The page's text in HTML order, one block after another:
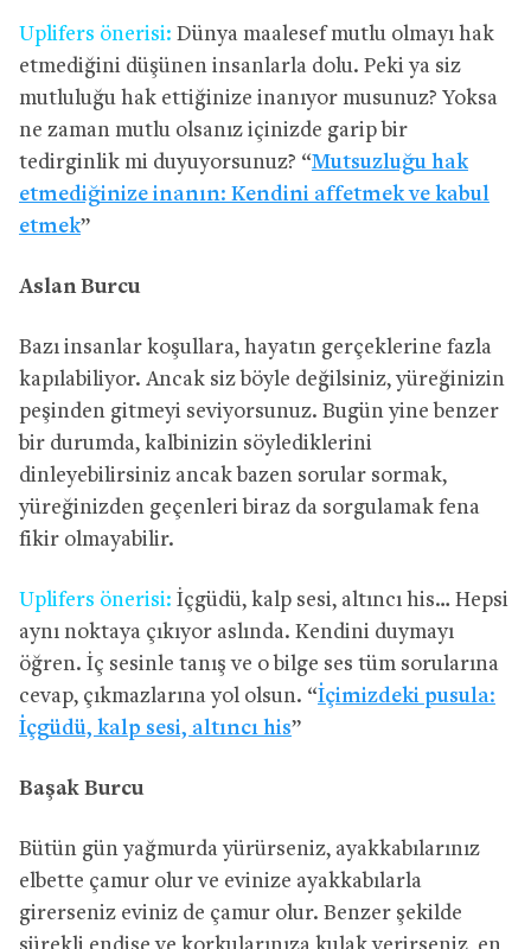
Uplifers önerisi: Dünya maalesef mutlu olmayı hak
etmediğini düşünen insanlarla dolu. Peki ya siz
mutluluğu hak ettiğinize inanıyor musunuz? Yoksa
ne zaman mutlu olsanız içinizde garip bir
tedirginlik mi duyuyorsunuz? “Mutsuzluğu hak
etmediğinize inanın: Kendini affetmek ve kabul
etmek”
Aslan Burcu
Bazı insanlar koşullara, hayatın gerçeklerine fazla
kapılabiliyor. Ancak siz böyle değilsiniz, yüreğinizin
peşinden gitmeyi seviyorsunuz. Bugün yine benzer
bir durumda, kalbinizin söylediklerini
dinleyebilirsiniz ancak bazen sorular sormak,
yüreğinizden geçenleri biraz da sorgulamak fena
fikir olmayabilir.
Uplifers önerisi: İçgüdü, kalp sesi, altıncı his… Hepsi
aynı noktaya çıkıyor aslında. Kendini duymayı
öğren. İç sesinle tanış ve o bilge ses tüm sorularına
cevap, çıkmazlarına yol olsun. “İçimizdeki pusula:
İçgüdü, kalp sesi, altıncı his”
Başak Burcu
Bütün gün yağmurda yürürseniz, ayakkabılarınız
elbette çamur olur ve evinize ayakkabılarla
girerseniz eviniz de çamur olur. Benzer şekilde